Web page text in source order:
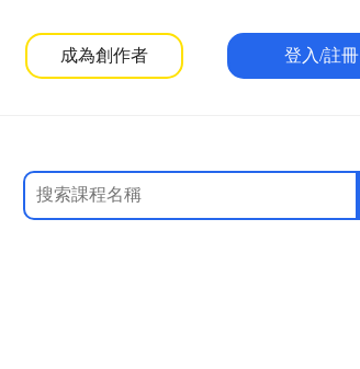
成為創作者 登入/註冊